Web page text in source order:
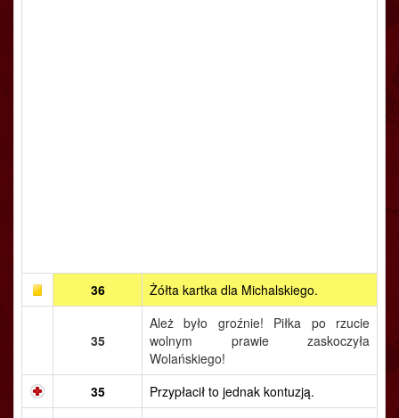
36 Żółta kartka dla Michalskiego.
35
Ależ było groźnie! Piłka po rzucie
wolnym prawie zaskoczyła
Wolańskiego!
35
Przypłacił to jednak kontuzją.